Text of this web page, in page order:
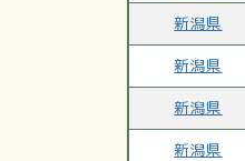
新潟県
新潟県
新潟県
新潟県